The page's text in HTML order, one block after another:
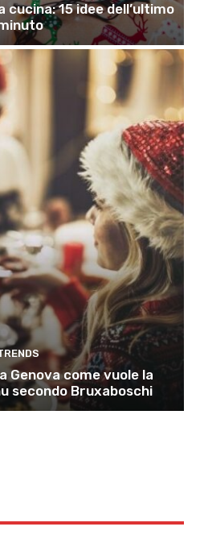
cucina: 15 idee dell’ultimo
Genova come vuole la
secondo Bruxaboschi